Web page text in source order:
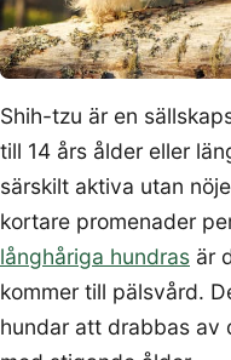
Shih-tzu är en
till 14 års ålder eller
särskilt aktiva utan
kortare promenader
långhåriga hundras är
kommer till pälsvård.
hundar att drabbas av